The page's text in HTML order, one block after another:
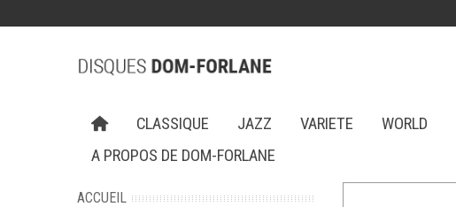
CLASSIQUE JAZZ VARIETE WORLD
A PROPOS DE DOM-FORLANE
ACCUEIL